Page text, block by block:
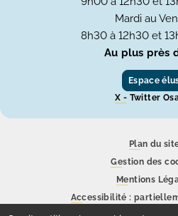
Mardi au
8h30 à 12h30 et
Au plus près
Espace
X - Twitter
Plan du
Gestion des
Mentions
Accessibilité :